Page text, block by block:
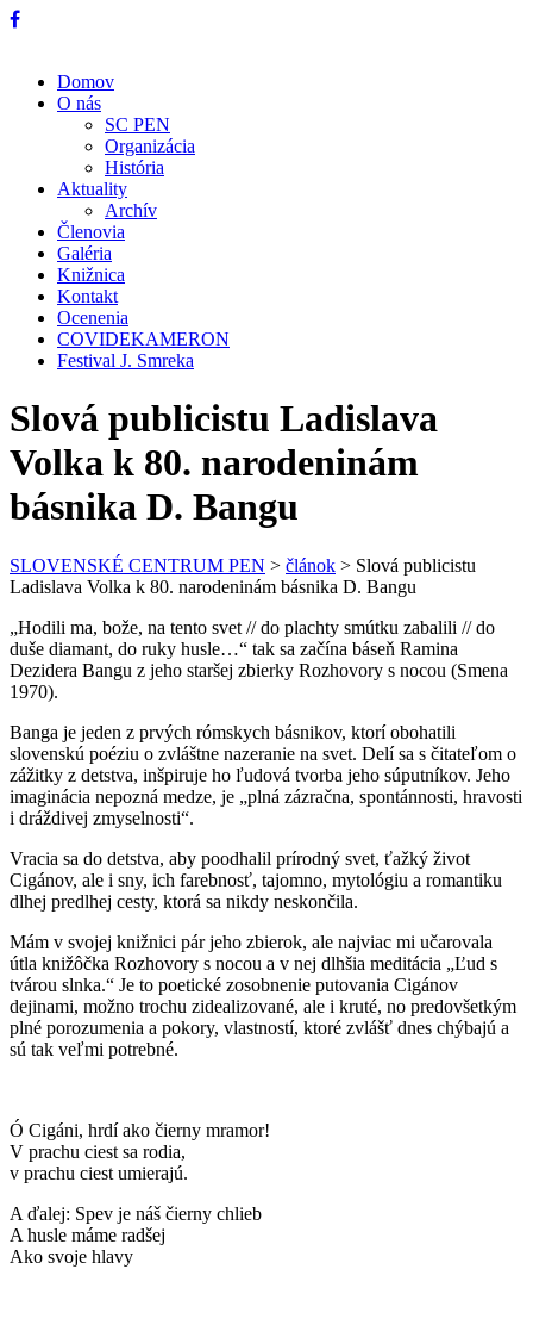
Domov
O nás
SC PEN
Organizácia
História
Aktuality
Archív
Členovia
Galéria
Knižnica
Kontakt
Ocenenia
COVIDEKAMERON
Festival J. Smreka
Slová publicistu Ladislava
Volka k 80. narodeninám
básnika D. Bangu
SLOVENSKÉ CENTRUM PEN > článok > Slová publicistu
Ladislava Volka k 80. narodeninám básnika D. Bangu
„Hodili ma, bože, na tento svet // do plachty smútku zabalili // do
duše diamant, do ruky husle…“ tak sa začína báseň Ramina
Dezidera Bangu z jeho staršej zbierky Rozhovory s nocou (Smena
1970).
Banga je jeden z prvých rómskych básnikov, ktorí obohatili
slovenskú poéziu o zvláštne nazeranie na svet. Delí sa s čitateľom o
zážitky z detstva, inšpiruje ho ľudová tvorba jeho súputníkov. Jeho
imaginácia nepozná medze, je „plná zázračna, spontánnosti, hravosti
i dráždivej zmyselnosti“.
Vracia sa do detstva, aby poodhalil prírodný svet, ťažký život
Cigánov, ale i sny, ich farebnosť, tajomno, mytológiu a romantiku
dlhej predlhej cesty, ktorá sa nikdy neskončila.
Mám v svojej knižnici pár jeho zbierok, ale najviac mi učarovala
útla knižôčka Rozhovory s nocou a v nej dlhšia meditácia „Ľud s
tvárou slnka.“ Je to poetické zosobnenie putovania Cigánov
dejinami, možno trochu zidealizované, ale i kruté, no predovšetkým
plné porozumenia a pokory, vlastností, ktoré zvlášť dnes chýbajú a
sú tak veľmi potrebné.
Ó Cigáni, hrdí ako čierny mramor!
V prachu ciest sa rodia,
v prachu ciest umierajú.
A ďalej: Spev je náš čierny chlieb
A husle máme radšej
Ako svoje hlavy